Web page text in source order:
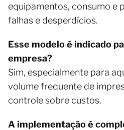
equipamentos, consumo e
falhas e desperdícios.
Esse modelo é indicado
empresa?
Sim, especialmente para
volume frequente de
controle sobre custos.
A implementação é